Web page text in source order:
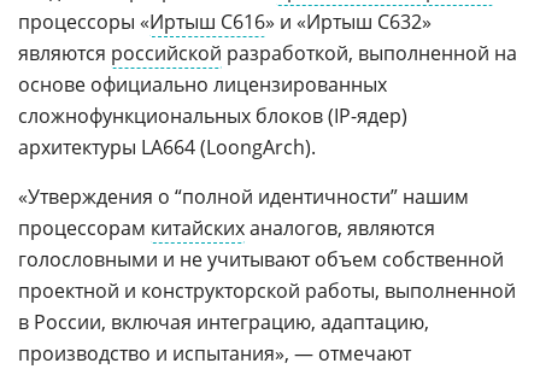
процессоры «Иртыш С616» и «Иртыш С632»
являются российской разработкой, выполненной на
основе официально лицензированных
сложнофункциональных блоков (IP-ядер)
архитектуры LA664 (LoongArch).
«Утверждения о “полной идентичности” нашим
процессорам китайскиханалогов, являются
голословными и не учитывают объем собственной
проектной и конструкторской работы, выполненной
в России, включая интеграцию, адаптацию,
производство и испытания», — отмечают